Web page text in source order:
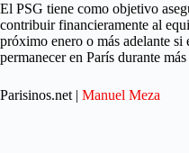
El PSG tiene como objetivo
contribuir financieramente al
próximo enero o más adelante si
permanecer en París durante
Parisinos.net | Manuel Meza